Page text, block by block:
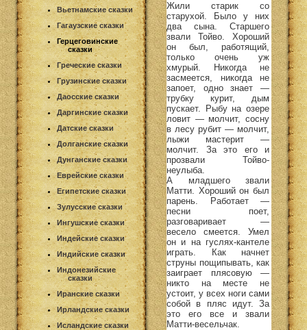
Вьетнамские сказки
Гагаузские сказки
Герцеговинские
сказки
Греческие сказки
Грузинские сказки
Даосские сказки
Даргинские сказки
Датские сказки
Долганские сказки
Дунганские сказки
Еврейские сказки
Египетские сказки
Зулусские сказки
Ингушские сказки
Индейские сказки
Индийские сказки
Индонезийские
сказки
Иранские сказки
Ирландские сказки
Исландские сказки
Жили старик со
старухой. Было у них
два сына. Старшего
звали Тойво. Хороший
он был, работящий,
только очень уж
хмурый. Никогда не
засмеется, никогда не
запоет, одно знает —
трубку курит, дым
пускает. Рыбу на озере
ловит — молчит, сосну
в лесу рубит — молчит,
лыжи мастерит —
молчит. За это его и
прозвали Тойво-
неулыба.
А младшего звали
Матти. Хороший он был
парень. Работает —
песни поет,
разговаривает —
весело смеется. Умел
он и на гуслях-кантеле
играть. Как начнет
струны пощипывать, как
заиграет плясовую —
никто на месте не
устоит, у всех ноги сами
собой в пляс идут. За
это его все и звали
Матти-весельчак.